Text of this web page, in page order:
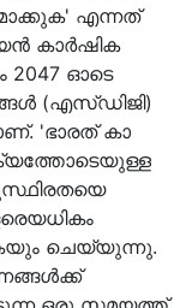
എന്നത്
കാർഷിക
2047 ഓടെ
(എസ്ഡിജി)
'ഭാരത് കാ
ചെയ്യുന്നു.